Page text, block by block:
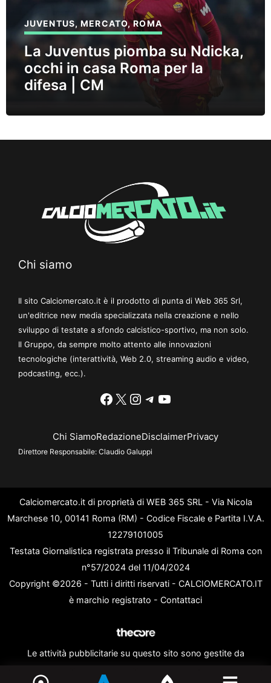
JUVENTUS,MERCATO,ROMA
La Juventus piomba su Ndicka,
occhi in casa Roma per la
difesa | CM
Chi siamo
Il sito Calciomercato.it è il prodotto di punta di Web 365 Srl,
un'editrice new media specializzata nella creazione e nello
sviluppo di testate a sfondo calcistico-sportivo, ma non solo.
Il Gruppo, da sempre molto attento alle innovazioni
tecnologiche (interattività, Web 2.0, streaming audio e video,
podcasting, ecc.).
Facebook
X Instagram
Telegram
YouTube
Chi SiamoRedazioneDisclaimerPrivacy
Direttore Responsabile: Claudio Galuppi
Calciomercato.it di proprietà di WEB 365 SRL - Via Nicola
Marchese 10, 00141 Roma (RM) - Codice Fiscale e Partita I.V.A.
12279101005
Testata Giornalistica registrata presso il Tribunale di Roma con
n°57/2024 del 11/04/2024
Copyright ©2026 - Tutti i diritti riservati - CALCIOMERCATO.IT
è marchio registrato - Contattaci
Le attività pubblicitarie su questo sito sono gestite da